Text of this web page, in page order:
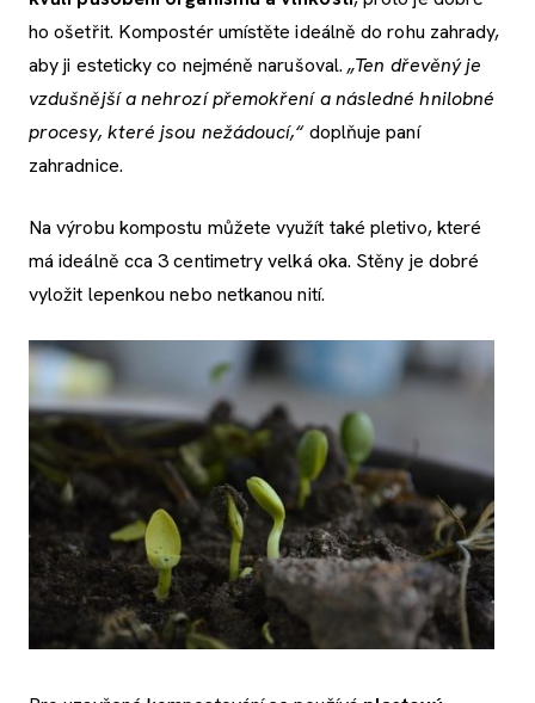
ho ošetřit. Kompostér umístěte ideálně do rohu zahrady,
aby ji esteticky co nejméně narušoval.„Ten dřevěný je
vzdušnější a nehrozí přemokření a následné hnilobné
procesy, které jsou nežádoucí,“doplňuje paní
zahradnice.
Na výrobu kompostu můžete využít také pletivo, které
má ideálně cca 3 centimetry velká oka. Stěny je dobré
vyložit lepenkou nebo netkanou nití.